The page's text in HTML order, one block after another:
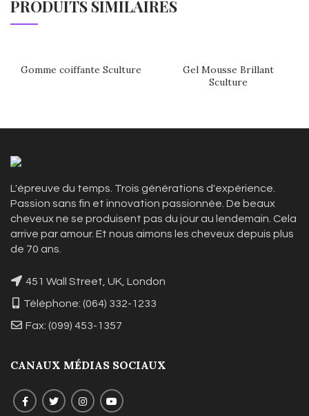
PRODUITS SIMILAIRES
Gomme coiffante Sculture
Gel Mousse Brillant
Sculture
L'épreuve du temps. Trois générations d'expérience.
Passion sans fin et innovation passionnée. De beaux
cheveux ne se produisent pas du jour au lendemain. Cela
arrive par amour. Et nous aimons les cheveux depuis plus
de 70 ans.
451 Wall Street, UK, London
Téléphone: (064) 332-1233
Fax: (099) 453-1357
CANAUX MÉDIAS SOCIAUX